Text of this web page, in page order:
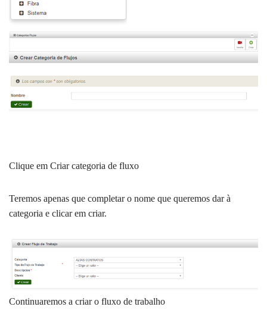
Clique em Criar categoria de fluxo
Teremos apenas que completar o nome que queremos dar à
categoria e clicar em criar.
Continuaremos a criar o fluxo de trabalho